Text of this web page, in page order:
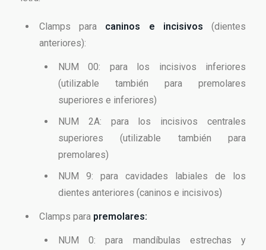
Clamps para caninos e incisivos (dientes
anteriores):
NUM 00: para los incisivos inferiores
(utilizable también para premolares
superiores e inferiores)
NUM 2A: para los incisivos centrales
superiores (utilizable también para
premolares)
NUM 9: para cavidades labiales de los
dientes anteriores (caninos e incisivos)
Clamps para premolares:
NUM 0: para mandíbulas estrechas y